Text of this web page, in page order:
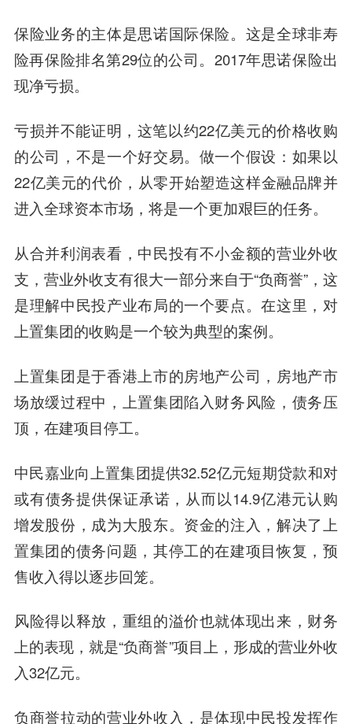
保险业务的主体是思诺国际保险。这是全球非寿
险再保险排名第29位的公司。2017年思诺保险出
现净亏损。
亏损并不能证明，这笔以约22亿美元的价格收购
的公司，不是一个好交易。做一个假设：如果以
22亿美元的代价，从零开始塑造这样金融品牌并
进入全球资本市场，将是一个更加艰巨的任务。
从合并利润表看，中民投有不小金额的营业外收
支，营业外收支有很大一部分来自于“负商誉”，这
是理解中民投产业布局的一个要点。在这里，对
上置集团的收购是一个较为典型的案例。
上置集团是于香港上市的房地产公司，房地产市
场放缓过程中，上置集团陷入财务风险，债务压
顶，在建项目停工。
中民嘉业向上置集团提供32.52亿元短期贷款和对
或有债务提供保证承诺，从而以14.9亿港元认购
增发股份，成为大股东。资金的注入，解决了上
置集团的债务问题，其停工的在建项目恢复，预
售收入得以逐步回笼。
风险得以释放，重组的溢价也就体现出来，财务
上的表现，就是“负商誉”项目上，形成的营业外收
入32亿元。
负商誉拉动的营业外收入，是体现中民投发挥作